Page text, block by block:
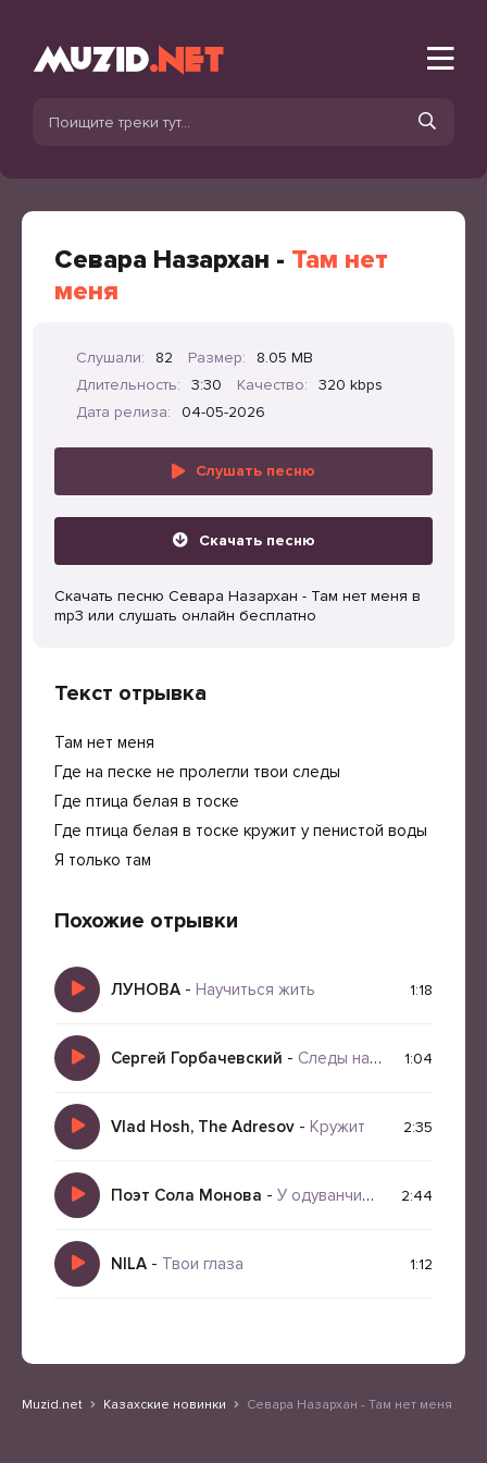
Севара Назархан - Там нет
меня
Слушали: 82 Размер:
8.05 MB
Длительность:
3:30 Качество:
320 kbps
Дата релиза:
04-05-2026
Слушать песню
Скачать песню
Скачать песню Севара Назархан - Там нет меня в
mp3 или слушать онлайн бесплатно
Текст отрывка
Там нет меня
Где на песке не пролегли твои следы
Где птица белая в тоске
Где птица белая в тоске кружит у пенистой воды
Я только там
Похожие отрывки
ЛУНОВА - Научиться жить 1:18
Сергей Горбачевский - Следы на песке 1:04
Vlad Hosh, The Adresov - Кружит 2:35
Поэт Сола Монова - У одуванчика белая кровь 2:44
NILA - Твои глаза 1:12
Muzid.net Казахские новинки Севара Назархан - Там нет меня